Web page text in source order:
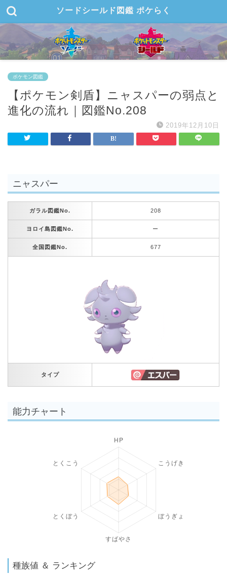
ソードシールド図鑑 ポケらく
ポケモン図鑑
【ポケモン剣盾】ニャスパーの弱点と
進化の流れ｜図鑑No.208
2019年12月10日
ニャスパー
ガラル図鑑No. 208
ヨロイ島図鑑No. ー
全国図鑑No. 677
タイプ
能力チャート
種族値 ＆ ランキング